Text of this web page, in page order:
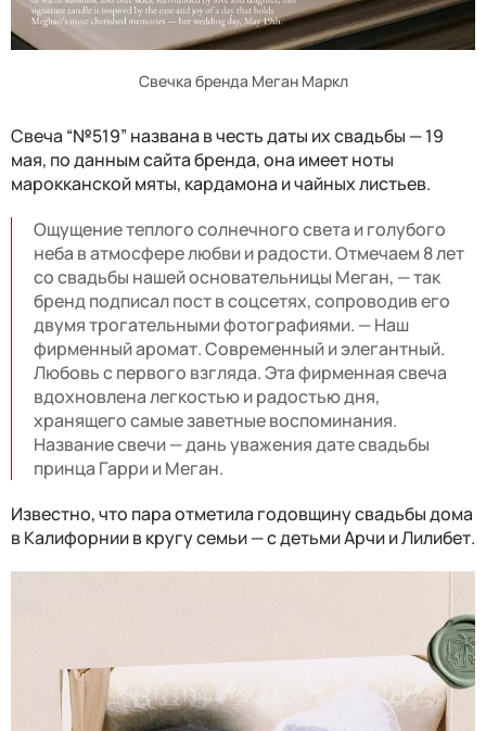
Свечка бренда Меган Маркл
Свеча “№519” названа в честь даты их свадьбы — 19
мая, по данным сайта бренда, она имеет ноты
марокканской мяты, кардамона и чайных листьев.
Ощущение теплого солнечного света и голубого
неба в атмосфере любви и радости. Отмечаем 8 лет
со свадьбы нашей основательницы Меган, — так
бренд подписал пост в соцсетях, сопроводив его
двумя трогательными фотографиями. — Наш
фирменный аромат. Современный и элегантный.
Любовь с первого взгляда. Эта фирменная свеча
вдохновлена ​​легкостью и радостью дня,
хранящего самые заветные воспоминания.
Название свечи — дань уважения дате свадьбы
принца Гарри и Меган.
Известно, что пара отметила годовщину свадьбы дома
в Калифорнии в кругу семьи — с детьми Арчи и Лилибет.